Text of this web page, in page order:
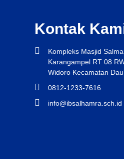
Kontak
Kompleks Masjid
Karangampel RT 08
Widoro Kecamatan
0812-1233-7616
info@ibsalhamra.sch.id